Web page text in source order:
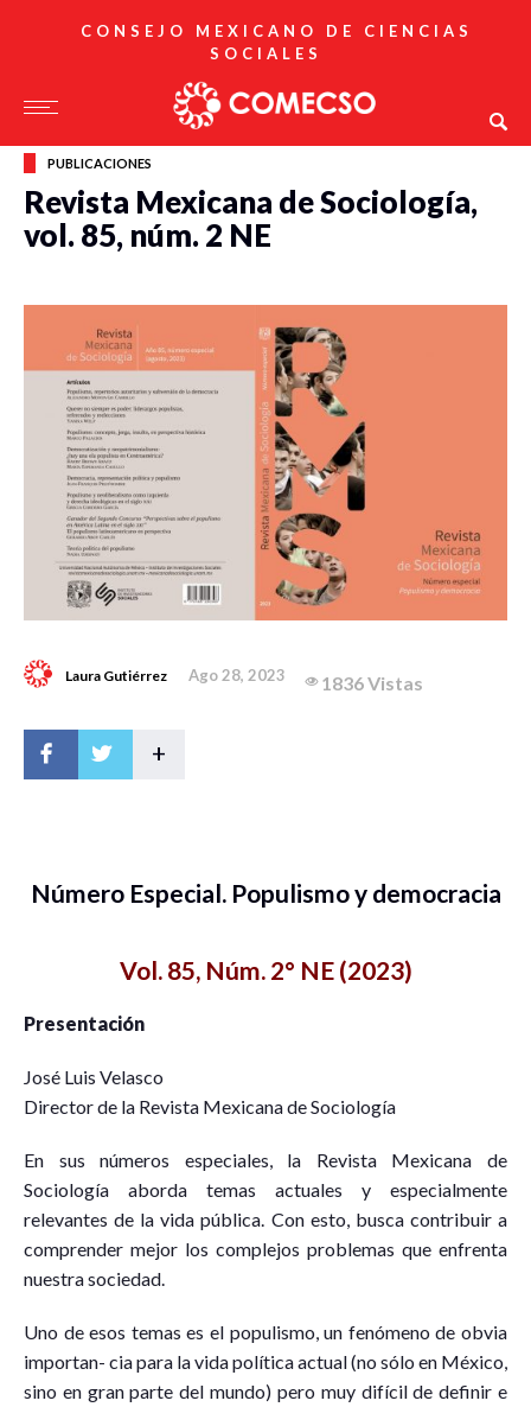
CONSEJO MEXICANO DE CIENCIAS
SOCIALES
PUBLICACIONES
Revista Mexicana de Sociología,
vol. 85, núm. 2 NE
Laura Gutiérrez Ago 28, 2023 1836 Vistas
+
Número Especial. Populismo y democracia
Vol. 85, Núm. 2° NE (2023)
Presentación
José Luis Velasco
Director de la Revista Mexicana de Sociología
En sus números especiales, la Revista Mexicana de
Sociología aborda temas actuales y especialmente
relevantes de la vida pública. Con esto, busca contribuir a
comprender mejor los complejos problemas que enfrenta
nuestra sociedad.
Uno de esos temas es el populismo, un fenómeno de obvia
importan- cia para la vida política actual (no sólo en México,
sino en gran parte del mundo) pero muy difícil de definir e